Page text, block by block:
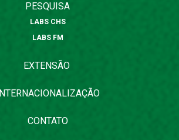
PESQUISA
LABS CHS
LABS FM
EXTENSÃO
INTERNACIONALIZAÇÃO
CONTATO